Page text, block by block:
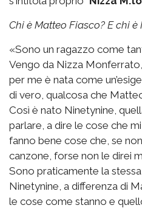
Chi è Matteo Fiasco? E chi è
«Sono un ragazzo come
Vengo da Nizza Monferrato,
per me è nata come
di vero, qualcosa che
Così è nato Ninetynine,
parlare, a dire le cose che
fanno bene cose che, se
canzone, forse non le direi
Sono praticamente la
Ninetynine, a differenza di
le cose come stanno e